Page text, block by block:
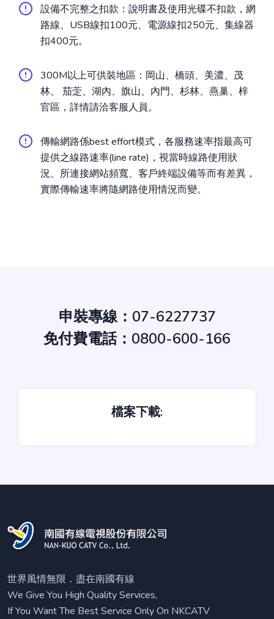
設備不完整之扣款：說明書及使用光碟不扣款，網
路線、USB線扣100元、電源線扣250元、集線器
扣400元。
300M以上可供裝地區：岡山、橋頭、美濃、茂
林、 茄萣、湖內、旗山、內門、杉林、燕巢、梓
官區，詳情請洽客服人員。
傳輸網路係best effort模式，各服務速率指最高可
提供之線路速率(line rate)，視當時線路使用狀
況、所連接網站頻寬、客戶終端設備等而有差異，
實際傳輸速率將隨網路使用情況而變。
申裝專線： 07-6227737
免付費電話： 0800-600-166
檔案下載:
世界風情無限．盡在南國有線
We Give You High Quality Services,
If You Want The Best Service Only On NKCATV